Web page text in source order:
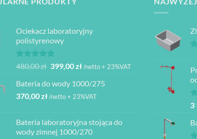
Ociekacz laboratoryjny
polistyrenowy
Oceniono
na 5
480,00zł Pierwotna
wynosiła:
480,00 zł.
399,00złAktualna
wynosi:
399,00 zł.
/netto + 23%VAT
Bateria do wody 1000/275
370,00zł/netto + 23%VAT
Bateria laboratoryjna stojąca do
wody zimnej 1000/270
3